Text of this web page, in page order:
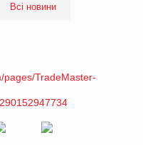
Всі новини